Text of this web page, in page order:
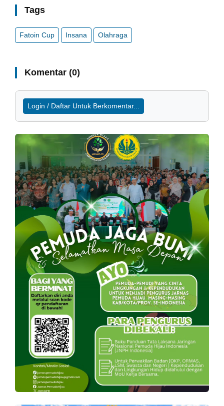
Tags
Fatoin Cup Insana Olahraga
Komentar (0)
Login / Daftar Untuk Berkomentar...